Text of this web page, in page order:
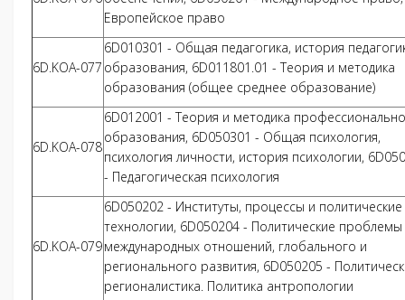
Европейское право
6D.KOA-077
6D010301 - Общая педагогика, история
образования, 6D011801.01 - Теория и методика
образования (общее среднее образование)
6D.KOA-078
6D012001 - Теория и методика
образования, 6D050301 - Общая психология,
психология личности, история психологии,
- Педагогическая психология
6D.KOA-079
6D050202 - Институты, процессы и политические
технологии, 6D050204 - Политические проблемы
международных отношений, глобального и
регионального развития, 6D050205 -
регионалистика. Политика антропологии